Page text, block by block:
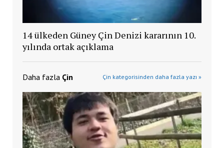
14 ülkeden Güney Çin Denizi kararının 10.
yılında ortak açıklama
Daha fazla Çin Çin kategorisinden daha fazla yazı »